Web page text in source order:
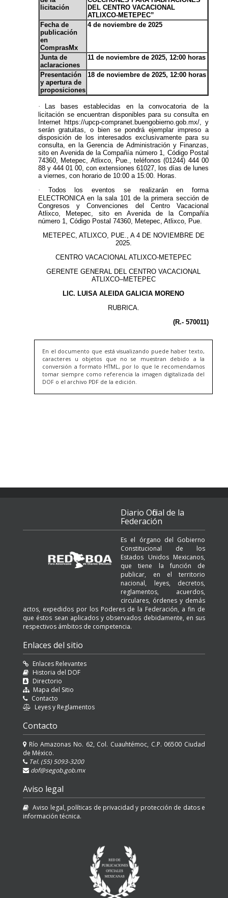
En el documento que está visualizando puede haber texto,
caracteres u objetos que no se muestran debido a la
conversión a formato HTML, por lo que le recomendamos
tomar siempre como referencia la imagen digitalizada del
DOF o el archivo PDF de la edición.
Diario Oficial de la
Federación
Es el órgano del Gobierno
Constitucional de los
Estados Unidos Mexicanos,
que tiene la función de
publicar, en el territorio
nacional, leyes, decretos,
reglamentos, acuerdos,
circulares, órdenes y demás
actos, expedidos por los Poderes de la Federación, a fin de
que éstos sean aplicados y observados debidamente, en sus
respectivos ámbitos de competencia.
Enlaces del sitio
Enlaces Relevantes
Historia del DOF
Directorio
Mapa del Sitio
Contacto
Leyes y Reglamentos
Contacto
Río Amazonas No. 62, Col. Cuauhtémoc, C.P. 06500 Ciudad
de México.
Tel. (55) 5093-3200
dof@segob.gob.mx
Aviso legal
Aviso legal, políticas de privacidad y protección de datos e
información técnica.